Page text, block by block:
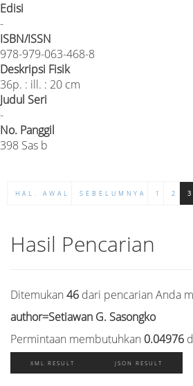
Edisi
-
ISBN/ISSN
978-979-063-468-8
Deskripsi Fisik
36p. : ill. : 20 cm
Judul Seri
-
No. Panggil
398 Sas b
HAL. AWAL SEBELUMNYA 1 2 3
Hasil Pencarian
Ditemukan 46 dari pencarian Anda
author=Setiawan G. Sasongko
Permintaan membutuhkan 0.04976
XML RESULT JSON RESULT